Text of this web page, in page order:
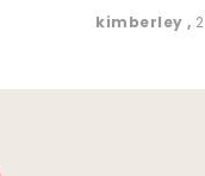
kimberley,